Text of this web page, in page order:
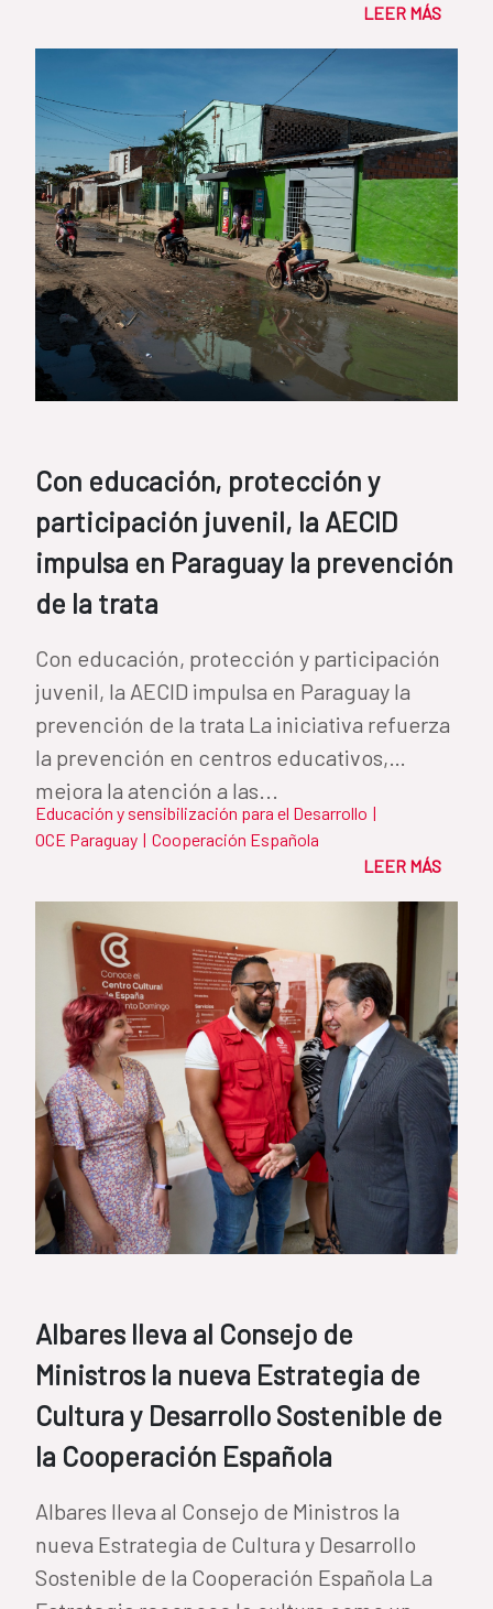
LEER MÁS
Con educación, protección y
participación juvenil, la AECID
impulsa en Paraguay la prevención
de la trata
Con educación, protección y participación
juvenil, la AECID impulsa en Paraguay la
prevención de la trata La iniciativa refuerza
la prevención en centros educativos,
mejora la atención a las...
Educación y sensibilización para el Desarrollo |
OCE Paraguay | Cooperación Española
LEER MÁS
Albares lleva al Consejo de
Ministros la nueva Estrategia de
Cultura y Desarrollo Sostenible de
la Cooperación Española
Albares lleva al Consejo de Ministros la
nueva Estrategia de Cultura y Desarrollo
Sostenible de la Cooperación Española La